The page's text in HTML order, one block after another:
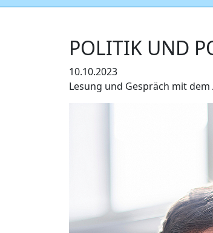
POLITIK UND
10.10.2023
Lesung und Gespräch mit